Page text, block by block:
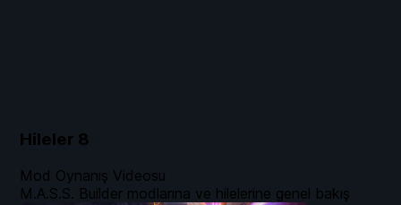
Hileler 8
Mod Oynanış Videosu
M.A.S.S. Builder modlarına ve hilelerine genel bakış